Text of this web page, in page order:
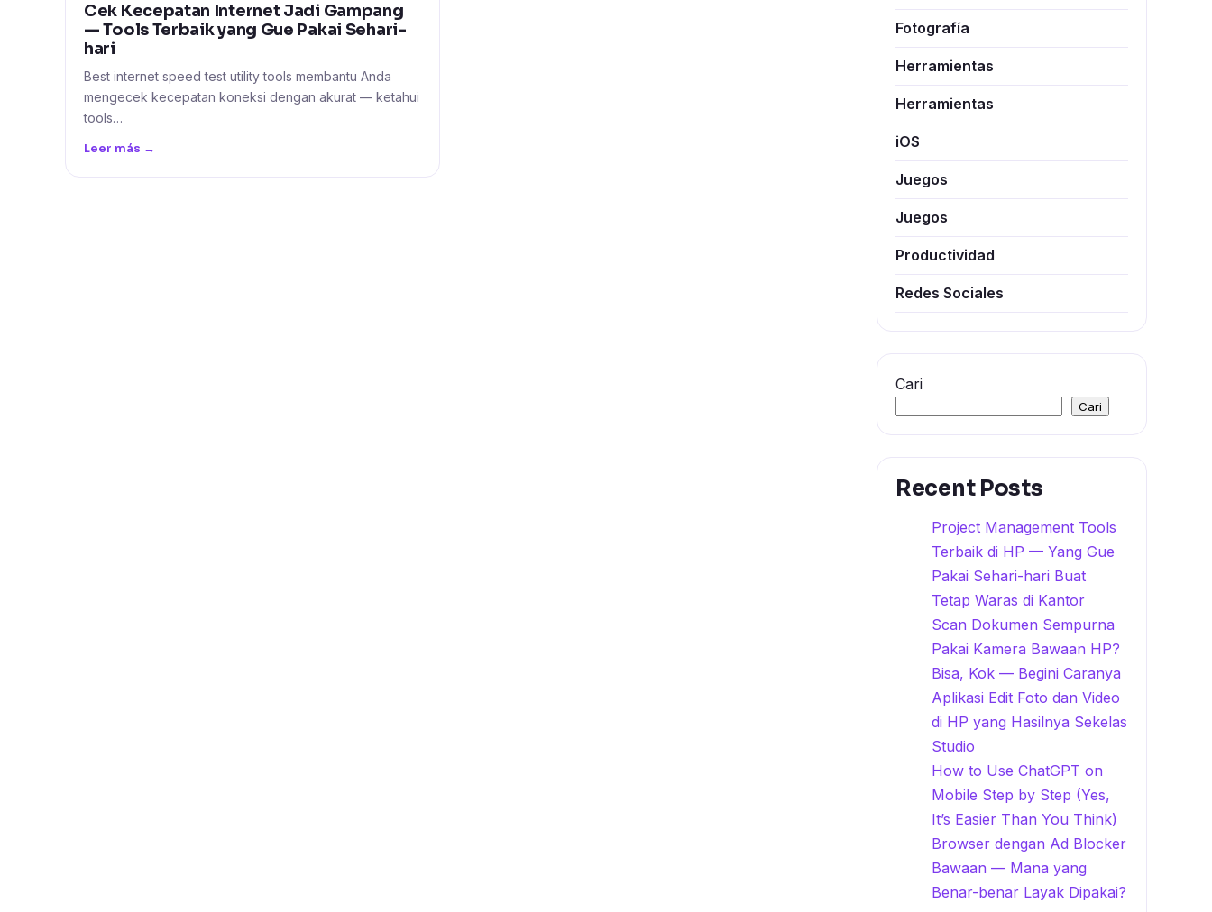
Cek Kecepatan Internet Jadi Gampang
— Tools Terbaik yang Gue Pakai Sehari-
hari
Best internet speed test utility tools membantu Anda
mengecek kecepatan koneksi dengan akurat — ketahui
tools…
Leer más →
Fotografía
Herramientas
Herramientas
iOS
Juegos
Juegos
Productividad
Redes Sociales
Cari
Cari
Recent Posts
Project Management Tools
Terbaik di HP — Yang Gue
Pakai Sehari-hari Buat
Tetap Waras di Kantor
Scan Dokumen Sempurna
Pakai Kamera Bawaan HP?
Bisa, Kok — Begini Caranya
Aplikasi Edit Foto dan Video
di HP yang Hasilnya Sekelas
Studio
How to Use ChatGPT on
Mobile Step by Step (Yes,
It’s Easier Than You Think)
Browser dengan Ad Blocker
Bawaan — Mana yang
Benar-benar Layak Dipakai?